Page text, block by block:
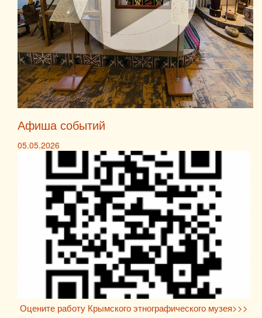
Афиша событий
05.05.2026
Оцените работу Крымского этнографического музея>>>